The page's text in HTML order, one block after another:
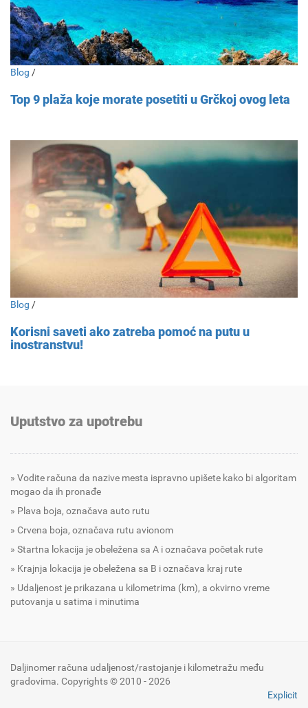
Blog /
Top 9 plaža koje morate posetiti u Grčkoj ovog leta
Blog /
Korisni saveti ako zatreba pomoć na putu u
inostranstvu!
Uputstvo za upotrebu
Vodite računa da nazive mesta ispravno upišete kako bi algoritam
mogao da ih pronađe
Plava boja, označava auto rutu
Crvena boja, označava rutu avionom
Startna lokacija je obeležena sa A i označava početak rute
Krajnja lokacija je obeležena sa B i označava kraj rute
Udaljenost je prikazana u kilometrima (km), a okvirno vreme
putovanja u satima i minutima
Daljinomer računa udaljenost/rastojanje i kilometražu među
gradovima. Copyrights © 2010 - 2026
Explicit